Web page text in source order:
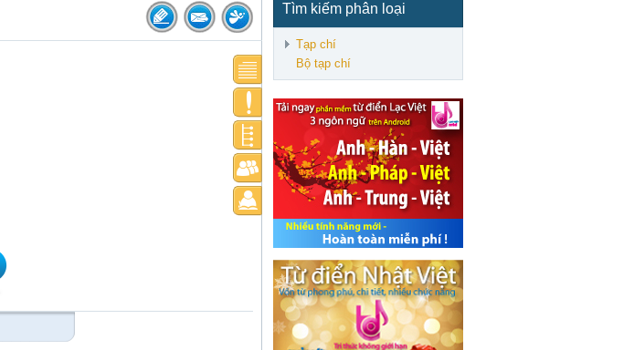
Tìm kiếm phân loại
Tạp chí
Bộ tạp chí